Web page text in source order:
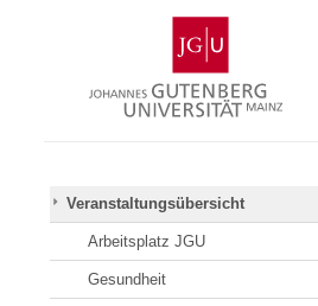
Gutenberg-
Universität
Mainz
Veranstaltungsübersicht
Arbeitsplatz JGU
Gesundheit